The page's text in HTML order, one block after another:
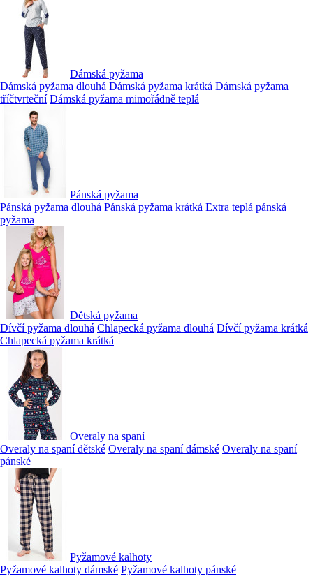
Dámská pyžama
Dámská pyžama dlouhá Dámská pyžama krátká Dámská pyžama
tříčtvrteční Dámská pyžama mimořádně teplá
Pánská pyžama
Pánská pyžama dlouhá Pánská pyžama krátká Extra teplá pánská
pyžama
Dětská pyžama
Dívčí pyžama dlouhá Chlapecká pyžama dlouhá Dívčí pyžama krátká
Chlapecká pyžama krátká
Overaly na spaní
Overaly na spaní dětské Overaly na spaní dámské Overaly na spaní
pánské
Pyžamové kalhoty
Pyžamové kalhoty dámské Pyžamové kalhoty pánské